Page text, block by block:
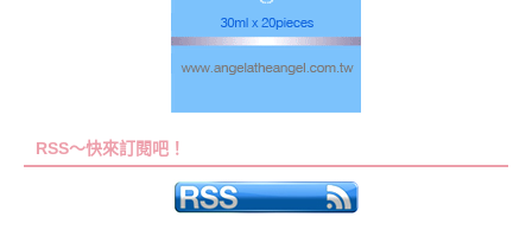
RSS～快來訂閱吧！